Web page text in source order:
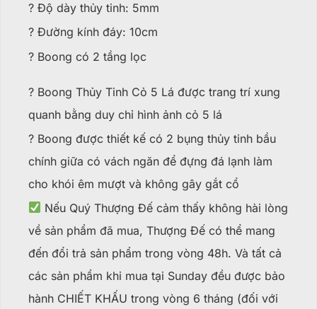
? Độ dày thủy tinh: 5mm
? Đường kính đáy: 10cm
? Boong có 2 tầng lọc
? Boong Thủy Tinh Cỏ 5 Lá được trang trí xung
quanh bằng duy chỉ hình ảnh cỏ 5 lá
? Boong được thiết kế có 2 bụng thủy tinh bầu
chính giữa có vách ngăn để đựng đá lạnh làm
cho khói êm mượt và không gây gắt cổ
Nếu Quý Thượng Đế cảm thấy không hài lòng
về sản phẩm đã mua, Thượng Đế có thể mang
đến đổi trả sản phẩm trong vòng 48h. Và tất cả
các sản phẩm khi mua tại Sunday đều được bảo
hành CHIẾT KHẤU trong vòng 6 tháng (đối với